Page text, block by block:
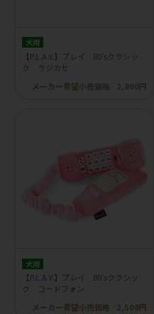
犬用
【P.L.A.Y.】プレイ 80'sクラシッ
ク ラジカセ
メーカー希望小売価格
2,800円
犬用
【P.L.A.Y.】プレイ 80'sクラシッ
ク コードフォン
メーカー希望小売価格
2,500円